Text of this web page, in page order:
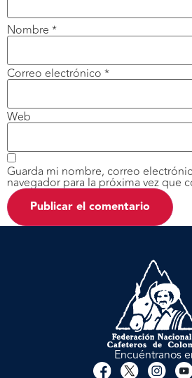
Nombre *
Correo electrónico *
Web
Guarda mi nombre, correo
navegador para la próxima vez que
Encuéntranos